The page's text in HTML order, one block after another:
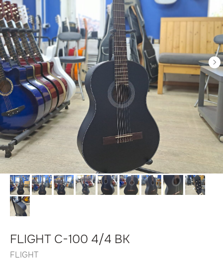
FLIGHT C-100 4/4 BK
FLIGHT